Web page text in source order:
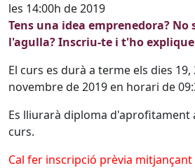
les 14:00h de 2019
Tens una idea emprenedora? No
l'agulla? Inscriu-te i t'ho
El curs es durà a terme els dies 19,
novembre de 2019 en horari de
Es lliurarà diploma d'aprofitament
curs.
Cal fer inscripció prèvia